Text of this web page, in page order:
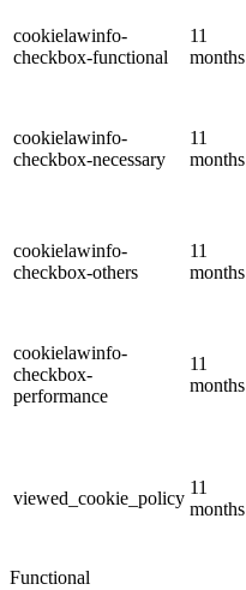
cookielawinfo-
checkbox-functional
11
months
cookielawinfo-
checkbox-necessary
11
months
cookielawinfo-
checkbox-others
11
months
cookielawinfo-
checkbox-
performance
11
months
viewed_cookie_policy
11
months
Functional